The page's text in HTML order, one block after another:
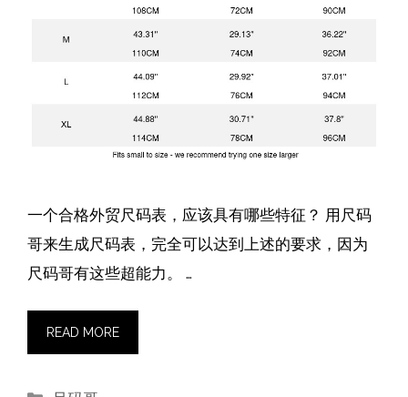
一个合格外贸尺码表，应该具有哪些特征？ 用尺码
哥来生成尺码表，完全可以达到上述的要求，因为
尺码哥有这些超能力。 …
READ MORE